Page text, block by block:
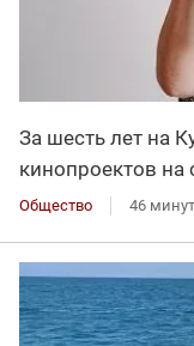
За шесть лет на
кинопроектов
Общество 46